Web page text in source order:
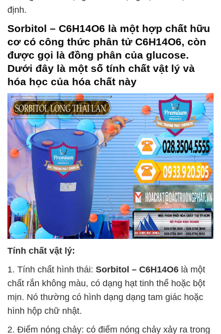
định.
Sorbitol – C6H14O6 là một hợp chất hữu
cơ có công thức phân tử C6H14O6, còn
được gọi là đồng phân của glucose.
Dưới đây là một số tính chất vật lý và
hóa học của hóa chất này
Tính chất vật lý:
1. Tính chất hình thái: Sorbitol – C6H14O6 là một
chất rắn không màu, có dạng hạt tinh thể hoặc bột
mịn. Nó thường có hình dạng dạng tam giác hoặc
hình hộp chữ nhật.
2. Điểm nóng chảy: có điểm nóng chảy xảy ra trong